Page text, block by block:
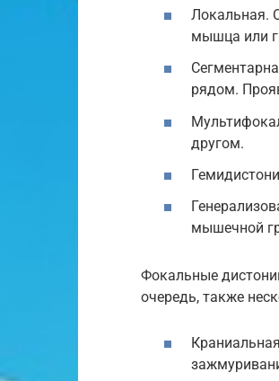
Локальная.
мышца или
рядом.
другом.
мышечной
Фокальные
очередь, также